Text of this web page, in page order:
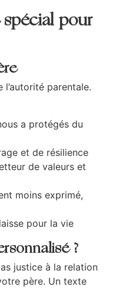
pour
l’autorité parentale.
a protégés du
et de résilience
de valeurs et
moins exprimé,
pour la vie
?
justice à la relation
père. Un texte